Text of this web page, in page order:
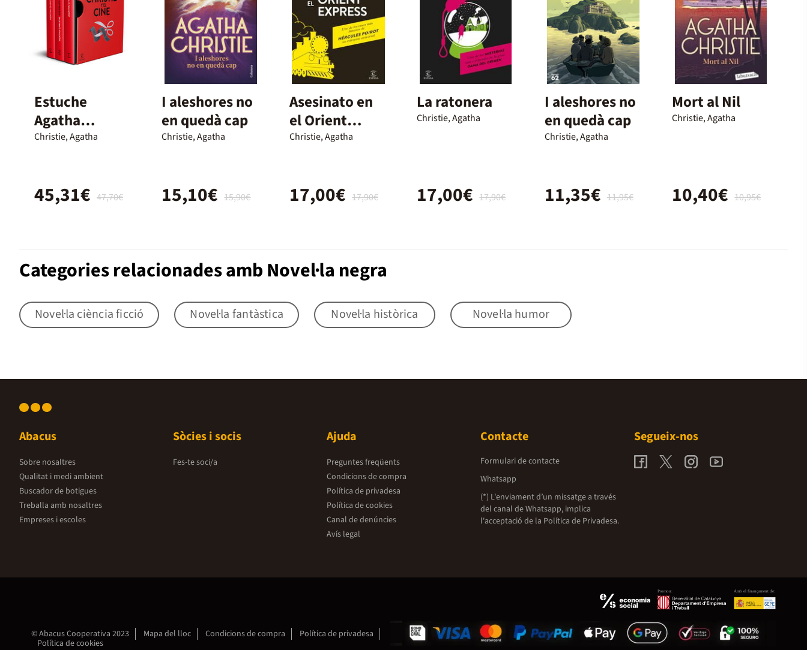
Estuche
Agatha
Christie y el
Christie, Agatha
47,70€
45,31€
I aleshores no
en quedà cap
Christie, Agatha
15,90€
15,10€
Asesinato en
el Orient
Express
Christie, Agatha
17,90€
17,00€
La ratonera
Christie, Agatha
17,90€
17,00€
I aleshores no
en quedà cap
Christie, Agatha
11,95€
11,35€
Mort al Nil
Christie, Agatha
10,95€
10,40€
Categories relacionades amb Novel·la negra
Novel·la ciència ficció Novel·la fantàstica Novel·la històrica Novel·la humor
Abacus
Sobre nosaltres
Qualitat i medi ambient
Buscador de botigues
Treballa amb nosaltres
Empreses i escoles
Sòcies i socis
Fes-te soci/a
Ajuda
Preguntes freqüents
Condicions de compra
Política de privadesa
Política de cookies
Canal de denúncies
Avís legal
Contacte
Formulari de contacte
Whatsapp
(*) L'enviament d’un missatge a través
del canal de Whatsapp, implica
l'acceptació de la Política de Privadesa.
Segueix-nos
Promou: Amb el finançament de:
© Abacus Cooperativa 2023 Mapa del lloc Condicions de compra
Política de privadesa
Política de cookies